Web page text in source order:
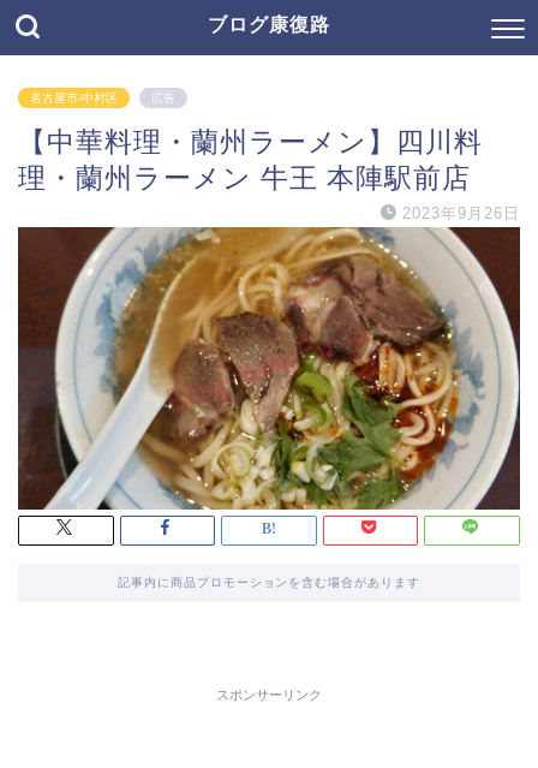
ブログ康復路
名古屋市-中村区 広告
【中華料理・蘭州ラーメン】四川料
理・蘭州ラーメン 牛王 本陣駅前店
2023年9月26日
記事内に商品プロモーションを含む場合があります
スポンサーリンク